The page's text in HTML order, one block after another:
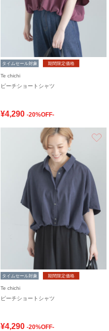
タイムセール対象 期間限定価格
Te chichi
ピーチショートシャツ
¥4,290 -20%OFF-
タイムセール対象 期間限定価格
Te chichi
ピーチショートシャツ
¥4,290 -20%OFF-